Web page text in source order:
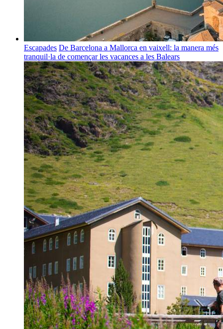
Escapades De Barcelona a Mallorca en vaixell: la manera més
tranquil·la de començar les vacances a les Balears